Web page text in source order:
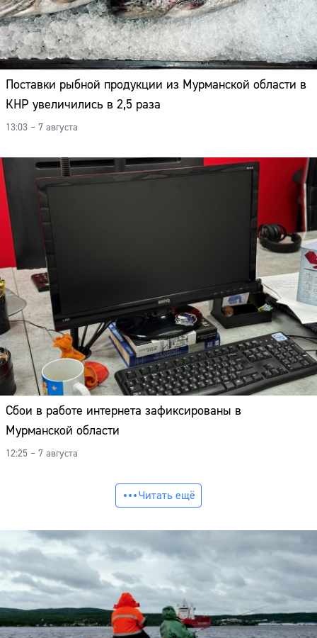
Поставки рыбной продукции из Мурманской области в
КНР увеличились в 2,5 раза
13:03 – 7 августа
Сбои в работе интернета зафиксированы в
Мурманской области
12:25 – 7 августа
Читать ещё